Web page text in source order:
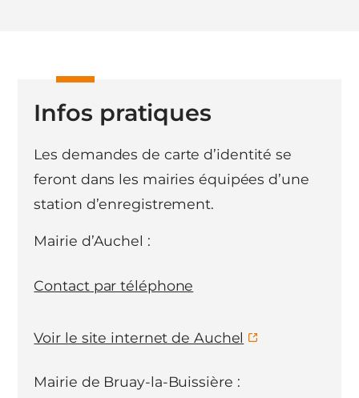
Infos pratiques
Les demandes de carte d’identité se
feront dans les mairies équipées d’une
station d’enregistrement.
Mairie d’Auchel :
Contact par téléphone
Voir le site internet de Auchel
Mairie de Bruay-la-Buissière :